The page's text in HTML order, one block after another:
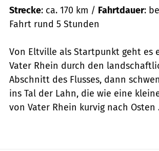
Strecke: ca. 170 km / Fahrtdauer:
Fahrt rund 5 Stunden
Von Eltville als Startpunkt geht es
Vater Rhein durch den
Abschnitt des Flusses, dann
ins Tal der Lahn, die wie eine
von Vater Rhein kurvig nach Osten